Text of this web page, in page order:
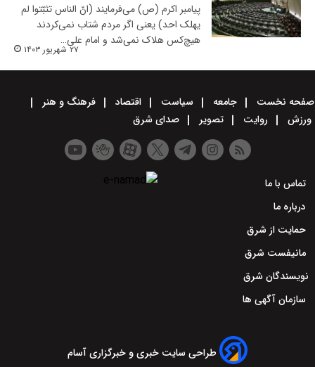
پیامبر اکرم (ص) می‌فرمایند (انّ الناس تثبّتوا لم
یهلک احد) یعنی اگر مردم شتاب نمی‌کردند
هیچ‌کس هلاک نمی‌شد و امام علی…
۲۷ شهریور ۱۴۰۳
صفحه نخست جامعه سیاست اقتصاد
فرهنگ و هنر
ورزش
روایت تصویر صدای شرق
تماس با ما
درباره ما
حمایت از شرق
مانیفست شرق
نویسندگان شرق
سازمان آگهی ها
طراحی سایت خبری و خبرگزاری آسام